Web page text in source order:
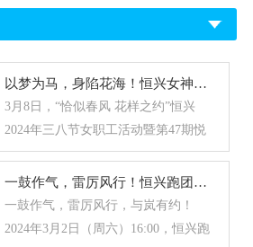
以梦为马，身陷花海！恒兴女神的春日探索
3月8日，“恰似春风 花样之约”恒兴
2024年三八节女职工活动暨第47期悦
界分享会，在鹭江·佲家酒店进行。集
团总部40多位女职工，通过插花活
动、围炉煮茶和餐叙，共度三八节下
午的休闲时光，致敬花样年华！当天
一鼓作气，雷厉风行！恒兴跑团举办首场线下跑活动
一鼓作气，雷厉风行，与岚有约！
2024年3月2日（周六）16:00，恒兴跑